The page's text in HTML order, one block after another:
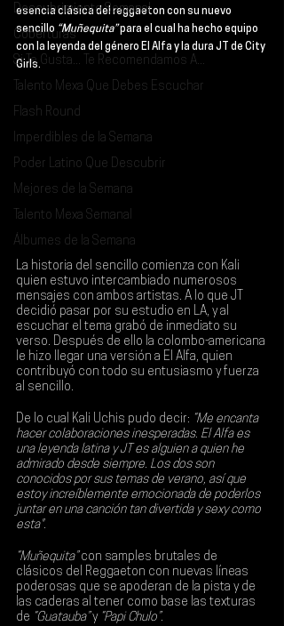
Descubrimiento Semanal
Coberturas
Si Te Gusta... Te Recomendamos A...
Talento Mexa Que Debes Escuchar
Flash Round
Imperdibles de la Semana
Poder Latino Que Descubrir
Mejores de la Semana
Talento Mexa Semanal
Álbumes de la Semana
esencia clásica del reggaeton con su nuevo
sencillo “Muñequita” para el cual ha hecho equipo
con la leyenda del género El Alfa y la dura JT de City
Girls.
La historia del sencillo comienza con Kali
quien estuvo intercambiado numerosos
mensajes con ambos artistas. A lo que JT
decidió pasar por su estudio en LA, y al
escuchar el tema grabó de inmediato su
verso. Después de ello la colombo-americana
le hizo llegar una versión a El Alfa, quien
contribuyó con todo su entusiasmo y fuerza
al sencillo.
De lo cual Kali Uchis pudo decir: “Me encanta
hacer colaboraciones inesperadas. El Alfa es
una leyenda latina y JT es alguien a quien he
admirado desde siempre. Los dos son
conocidos por sus temas de verano, así que
estoy increíblemente emocionada de poderlos
juntar en una canción tan divertida y sexy como
esta".
“Muñequita” con samples brutales de
clásicos del Reggaeton con nuevas líneas
poderosas que se apoderan de la pista y de
las caderas al tener como base las texturas
de “Guatauba” y “Papi Chulo”.